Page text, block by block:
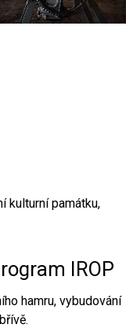
kulturní památku,
IROP
hamru, vybudování